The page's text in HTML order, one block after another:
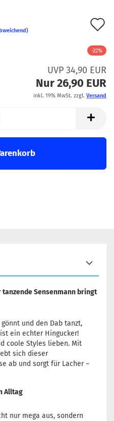
-22%
UVP 34,90 EUR
Nur 26,90 EUR
inkl. 19% MwSt. zzgl. Versand
Sensenmann bringt
und den Dab tanzt,
ist ein echter Hingucker!
coole Styles lieben. Mit
sich dieser
ab und sorgt für Lacher –
Alltag
nur mega aus, sondern